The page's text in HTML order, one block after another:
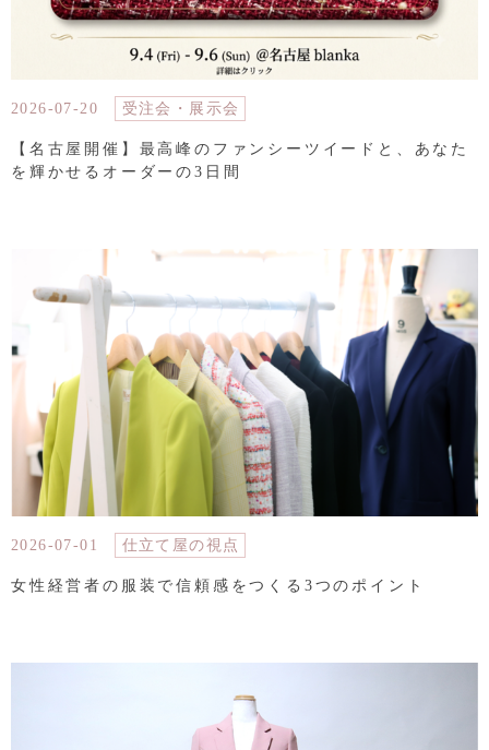
2026-07-20 受注会・展示会
【名古屋開催】最高峰のファンシーツイードと、あなた
を輝かせるオーダーの3日間
2026-07-01 仕立て屋の視点
女性経営者の服装で信頼感をつくる3つのポイント